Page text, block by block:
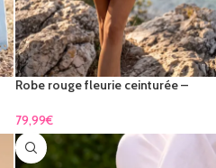
Robe rouge fleurie ceinturée –
intemporelle
79,99€